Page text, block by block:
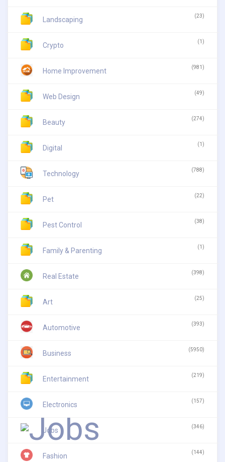
Landscaping (23)
Crypto (1)
Home Improvement (981)
Web Design (49)
Beauty (274)
Digital (1)
Technology (788)
Pet (22)
Pest Control (38)
Family & Parenting (1)
Real Estate (398)
Art (25)
Automotive (393)
Business (5950)
Entertainment (219)
Electronics (157)
Jobs (346)
Fashion (144)